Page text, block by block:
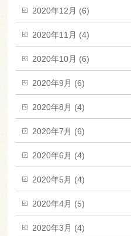
2020年12月 (6)
2020年11月 (4)
2020年10月 (6)
2020年9月 (6)
2020年8月 (4)
2020年7月 (6)
2020年6月 (4)
2020年5月 (4)
2020年4月 (5)
2020年3月 (4)